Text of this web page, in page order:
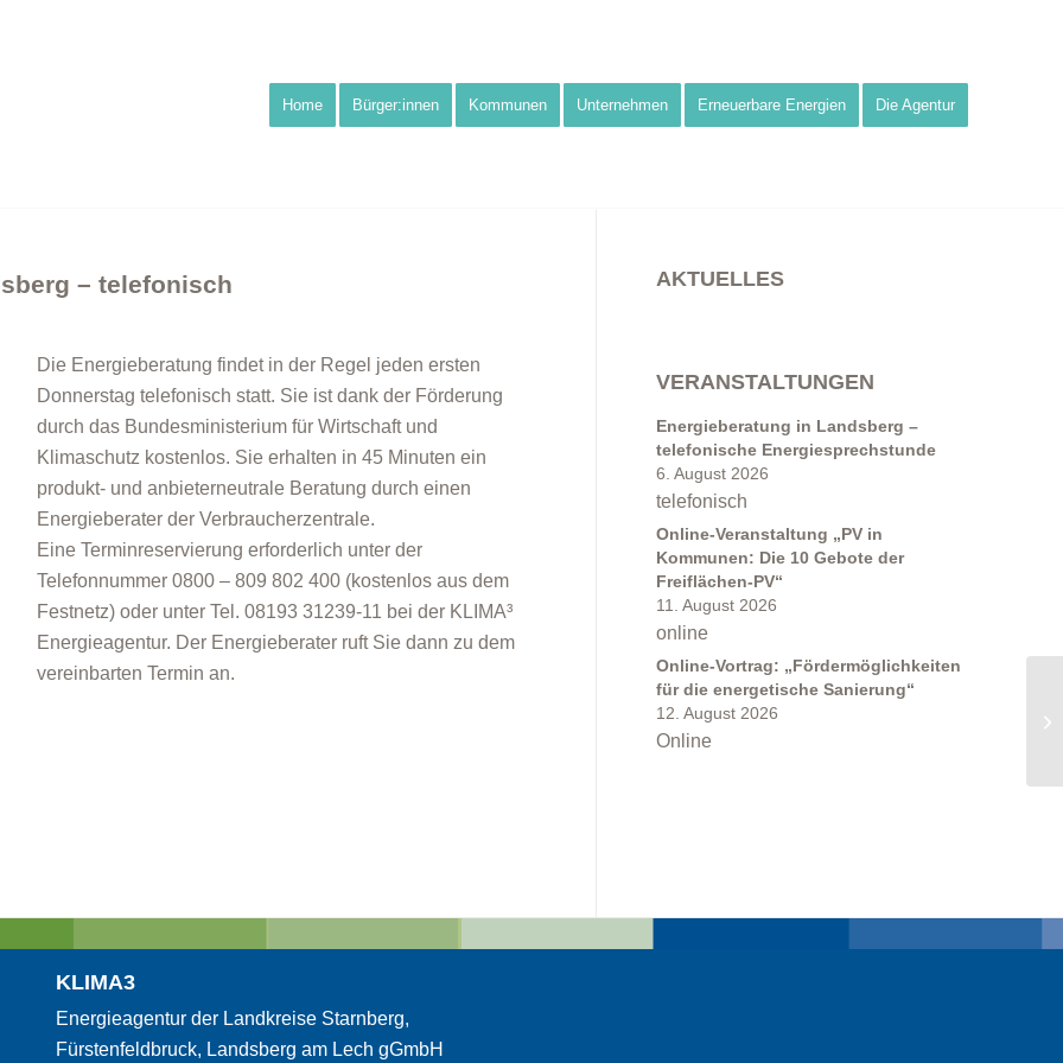
Home Bürger:innen Kommunen Unternehmen Erneuerbare Energien Die Agentur
– telefonisch
Die Energieberatung findet in der Regel jeden ersten
Donnerstag telefonisch statt. Sie ist dank der Förderung
durch das Bundesministerium für Wirtschaft und
Klimaschutz kostenlos. Sie erhalten in 45 Minuten ein
produkt- und anbieterneutrale Beratung durch einen
Energieberater der Verbraucherzentrale.
Eine Terminreservierung erforderlich unter der
Telefonnummer 0800 – 809 802 400 (kostenlos aus dem
Festnetz) oder unter Tel. 08193 31239-11 bei der KLIMA³
Energieagentur. Der Energieberater ruft Sie dann zu dem
vereinbarten Termin an.
AKTUELLES
VERANSTALTUNGEN
Energieberatung in Landsberg –
telefonische Energiesprechstunde
6. August 2026
telefonisch
Online-Veranstaltung „PV in
Kommunen: Die 10 Gebote der
Freiflächen-PV“
11. August 2026
online
Online-Vortrag: „Fördermöglichkeiten
für die energetische Sanierung“
12. August 2026
Online
KLIMA3
Energieagentur der Landkreise Starnberg,
Fürstenfeldbruck, Landsberg am Lech gGmbH